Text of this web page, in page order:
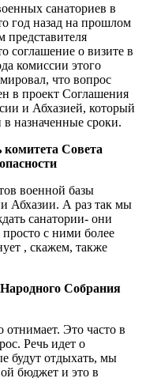
санаториев в
назад на прошлом
представителя
соглашение о визите в
комиссии этого
что вопрос
в проект Соглашения
и Абхазией, который
в назначенные сроки.
Совета
военной базы
Абхазии. А раз так мы
санатории- они
с ними более
, скажем, также
Собрания
отнимает. Это часто в
Речь идет о
будут отдыхать, мы
бюджет и это в